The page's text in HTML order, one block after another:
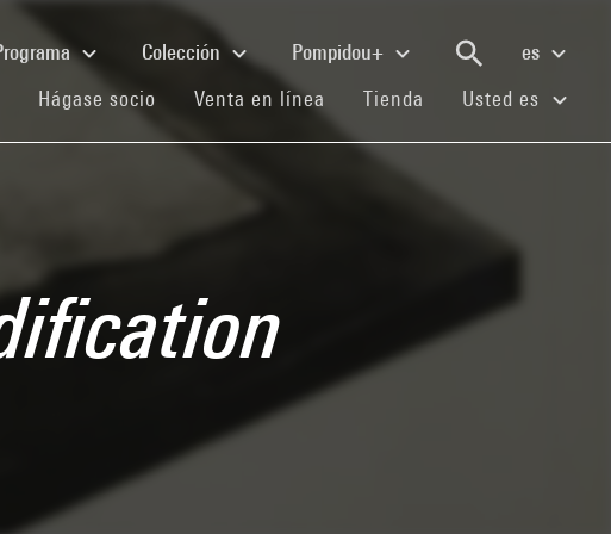
Colección Pompidou+
es
Hágase socio (current)
Venta en línea (current)
Tienda (current)
Usted es